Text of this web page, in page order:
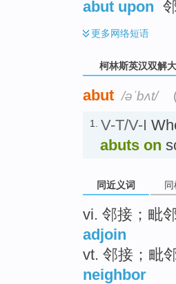
abut upon
更多网络短语
柯林斯英汉双解
abut /əˈbʌt/
1. V-T/V-I
abuts on
同近义词 同
vi. 邻接；毗
adjoin
vt. 邻接；毗
neighbor